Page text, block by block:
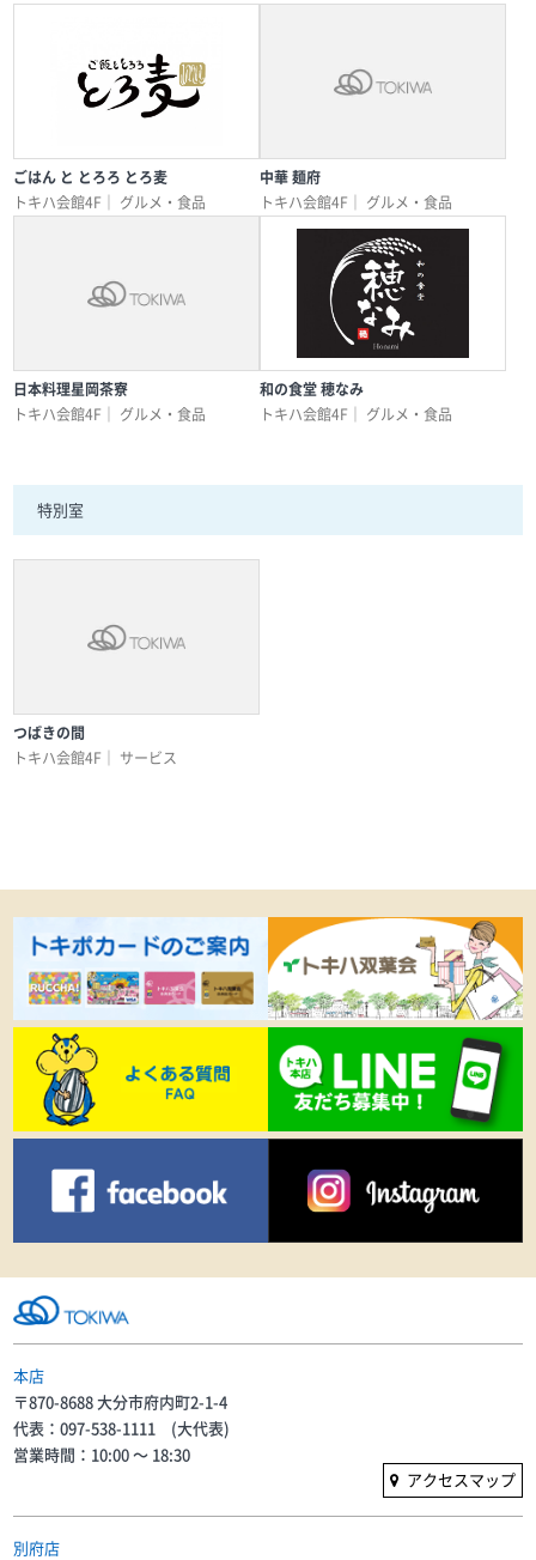
ごはん と とろろ とろ麦
トキハ会館4F｜
グルメ・食品
中華 麺府
トキハ会館4F｜
グルメ・食品
日本料理星岡茶寮
トキハ会館4F｜
グルメ・食品
和の食堂 穂なみ
トキハ会館4F｜
グルメ・食品
特別室
つばきの間
トキハ会館4F｜
サービス
本店
〒870-8688 大分市府内町2-1-4
代表：097-538-1111 (大代表)
営業時間：10:00 〜 18:30
アクセスマップ
別府店